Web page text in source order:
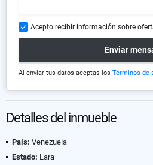
Acepto recibir información sobre
Enviar
Al enviar tus datos aceptas los Términos de
Detalles del inmueble
País: Venezuela
Estado: Lara